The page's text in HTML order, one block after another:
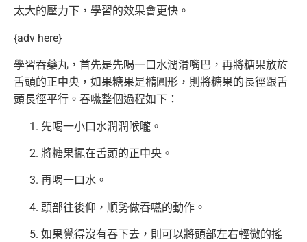
太大的壓力下，學習的效果會更快。
{adv here}
學習吞藥丸，首先是先喝一口水潤滑嘴巴， 再將糖果放於
舌頭的正中央，如果糖果是橢圓形， 則將糖果的長徑跟舌
頭長徑平行。吞嚥整個過程如下：
先喝一小口水潤潤喉嚨。
將糖果擺在舌頭的正中央。
再喝一口水。
頭部往後仰，順勢做吞嚥的動作。
如果覺得沒有吞下去，則可以將頭部左右輕微的搖